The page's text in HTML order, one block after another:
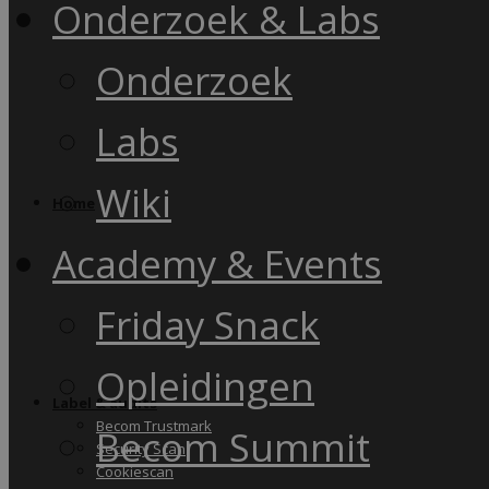
Label & audits
Becom Trustmark
Security Scan
Cookiescan
Onderzoek & Labs
Onderzoek
Labs
Wiki
Academy & Events
Friday Snack
Opleidingen
Becom Summit